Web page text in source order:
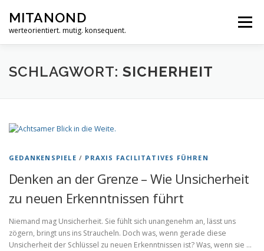
Inhalt
springen
MITANOND
werteorientiert. mutig. konsequent.
Menü
&START &ANGEBOTE WE & YOU
KONTAKT
SCHLAGWORT: SICHERHEIT
GEDANKENSPIELE / PRAXIS FACILITATIVES FÜHREN
Denken an der Grenze – Wie Unsicherheit
zu neuen Erkenntnissen führt
Niemand mag Unsicherheit. Sie fühlt sich unangenehm an, lässt uns
zögern, bringt uns ins Straucheln. Doch was, wenn gerade diese
Unsicherheit der Schlüssel zu neuen Erkenntnissen ist? Was, wenn sie …